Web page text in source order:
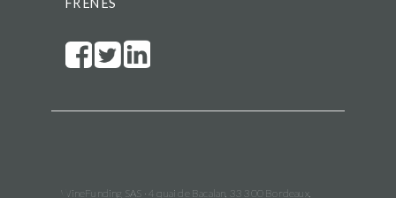
WineFunding SAS · 4 quai de Bacalan, 33 300 Bordeaux,